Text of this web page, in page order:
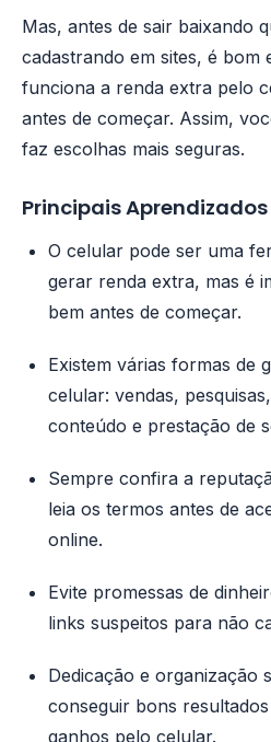
Mas, antes de sair baixando
cadastrando em sites, é bom
funciona a renda extra pelo
antes de começar. Assim,
faz escolhas mais seguras.
Principais Aprendizados
O celular pode ser uma
gerar renda extra, mas é
bem antes de começar.
Existem várias formas de
celular: vendas,
conteúdo e prestação de
Sempre confira a
leia os termos antes de
online.
Evite promessas de
links suspeitos para não
Dedicação e organização
conseguir bons
ganhos pelo celular.